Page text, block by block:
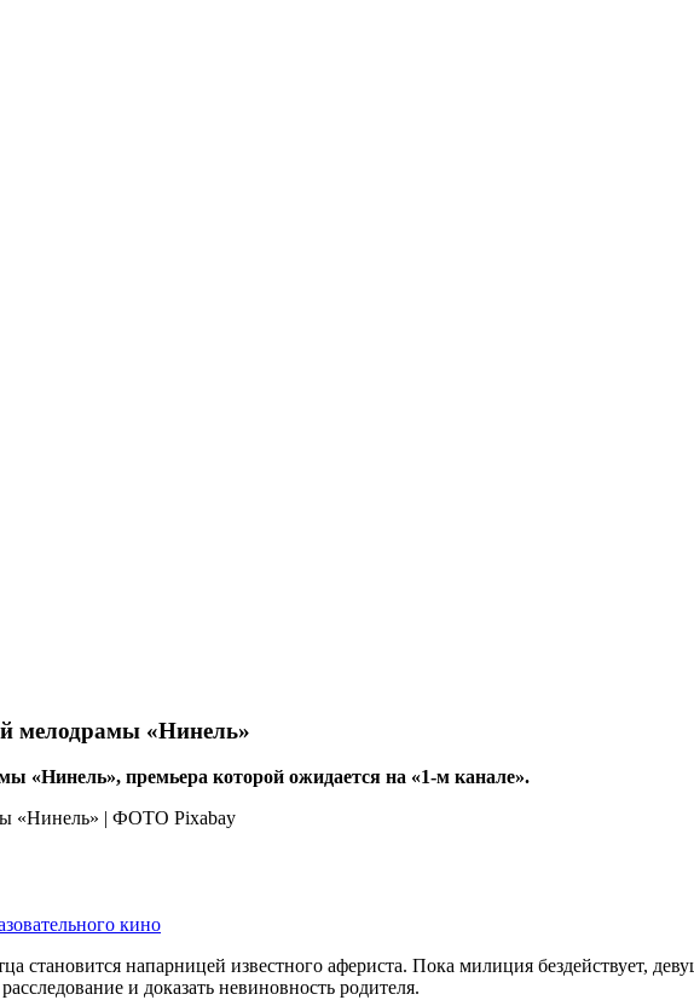
мелодрамы «Нинель»
«Нинель», премьера которой ожидается на «1-м канале».
кино
становится напарницей известного афериста. Пока милиция бездействует,
и доказать невиновность родителя.